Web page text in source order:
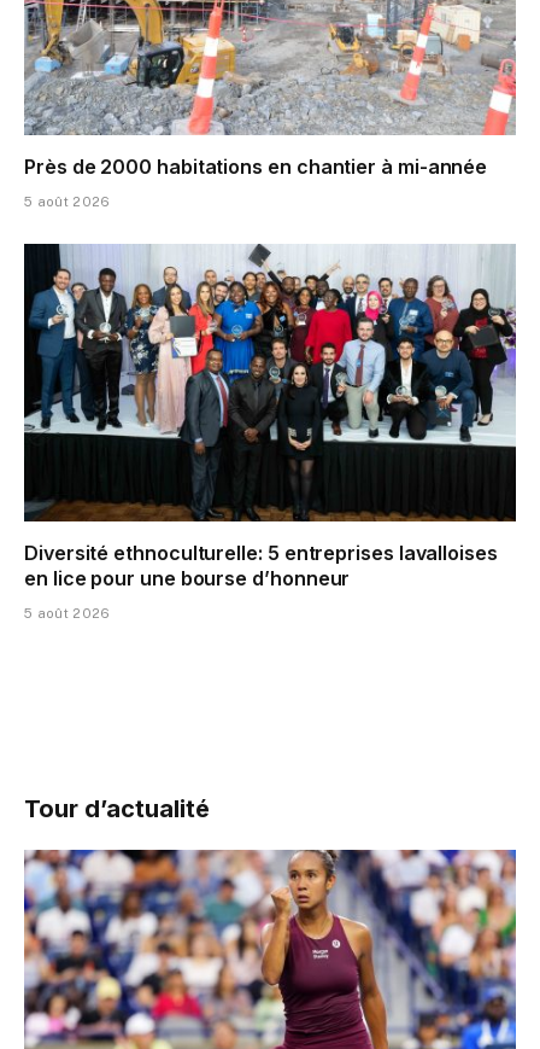
Près de 2000 habitations en chantier à mi-année
5 août 2026
Diversité ethnoculturelle: 5 entreprises lavalloises
en lice pour une bourse d’honneur
5 août 2026
Tour d’actualité